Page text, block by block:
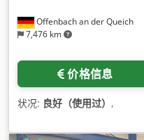
Offenbach an der Queich
7,476 km
价格信息
状况: 良好（使用过） ,